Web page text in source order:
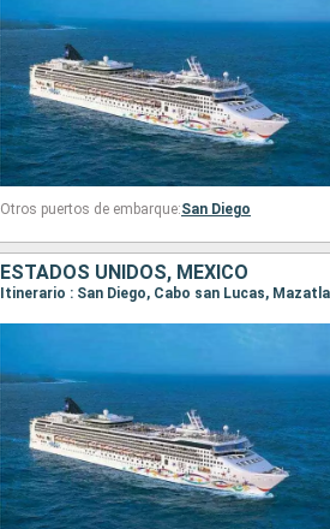
Otros puertos de embarque:San Diego
ESTADOS UNIDOS, MÉXICO
Itinerario : San Diego, Cabo san Lucas,